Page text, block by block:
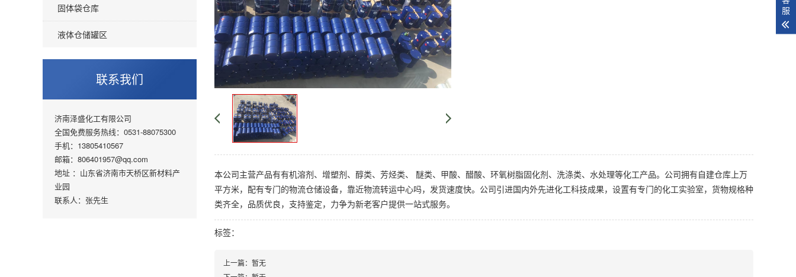
固体袋仓库
液体仓储罐区
联系我们
济南泽盛化工有限公司
全国免费服务热线：0531-88075300
手机：13805410567
邮箱：806401957@qq.com
地址 ：山东省济南市天桥区新材料产
业园
联系人：张先生
本公司主营产品有有机溶剂、增塑剂、醇类、芳烃类、 醚类、甲酸、醋酸、环氧树脂固化剂、洗涤类、水处理等化工产品。公司拥有自建仓库上万
平方米，配有专门的物流仓储设备，靠近物流转运中心吗，发货速度快。公司引进国内外先进化工科技成果，设置有专门的化工实验室，货物规格种
类齐全，品质优良，支持鉴定，力争为新老客户提供一站式服务。
标签：
上一篇：暂无
服